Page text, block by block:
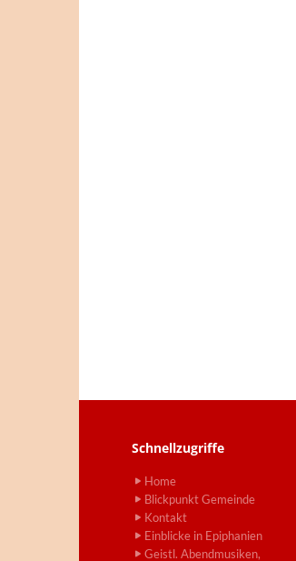
Schnellzugriffe
Home
Blickpunkt Gemeinde
Kontakt
Einblicke in Epiphanien
Geistl. Abendmusiken,